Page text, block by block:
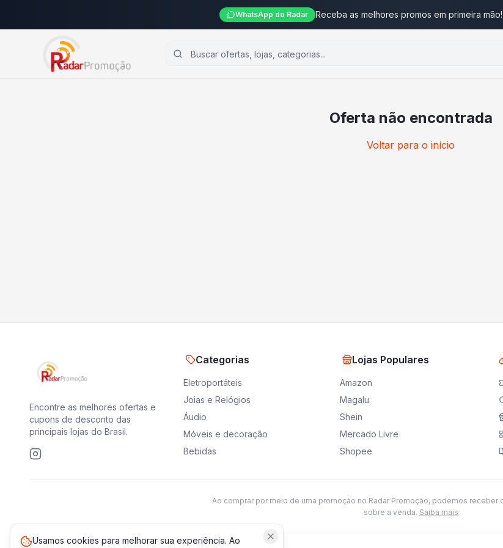
WhatsApp do Radar Receba as melhores promos em primeira
Oferta não encontrada
Voltar para o início
Encontre as melhores ofertas e
cupons de desconto das
principais lojas do Brasil.
Categorias
Eletroportáteis
Joias e Relógios
Áudio
Móveis e decoração
Bebidas
Lojas Populares
Amazon
Magalu
Shein
Mercado Livre
Shopee
Ao comprar por meio de uma promoção no Radar Promoção, podemos receber
sobre a venda. Saiba mais
Usamos cookies para melhorar sua experiência. Ao